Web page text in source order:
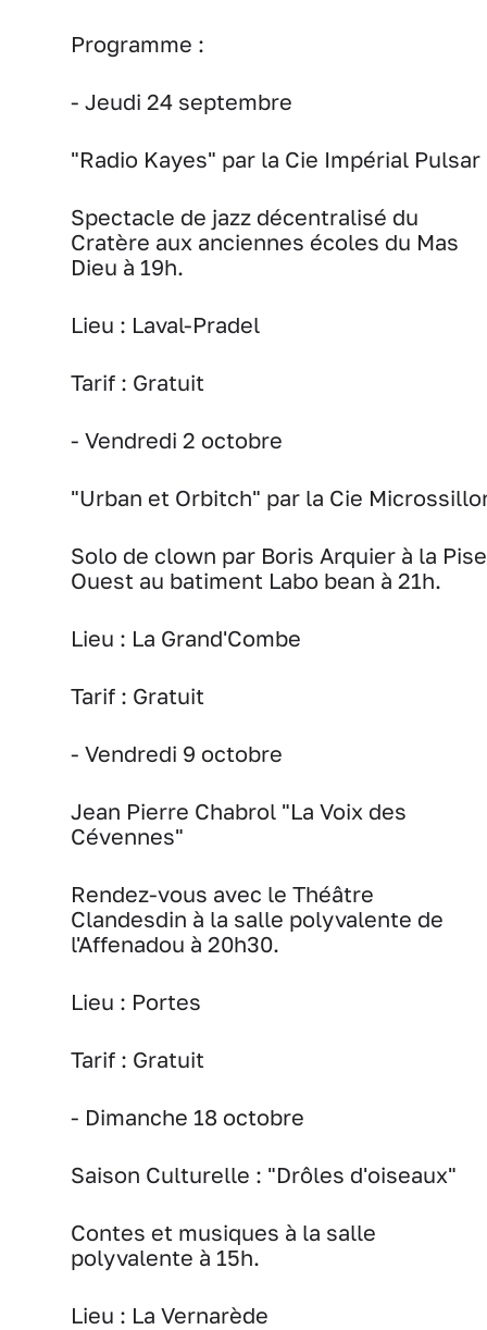
Programme :
- Jeudi 24 septembre
"Radio Kayes" par la Cie Impérial Pulsar
Spectacle de jazz décentralisé du
Cratère aux anciennes écoles du Mas
Dieu à 19h.
Lieu : Laval-Pradel
Tarif : Gratuit
- Vendredi 2 octobre
"Urban et Orbitch" par la Cie
Solo de clown par Boris Arquier à la Pise
Ouest au batiment Labo bean à 21h.
Lieu : La Grand'Combe
Tarif : Gratuit
- Vendredi 9 octobre
Jean Pierre Chabrol "La Voix des
Cévennes"
Rendez-vous avec le Théâtre
Clandesdin à la salle polyvalente de
l'Affenadou à 20h30.
Lieu : Portes
Tarif : Gratuit
- Dimanche 18 octobre
Saison Culturelle : "Drôles d'oiseaux"
Contes et musiques à la salle
polyvalente à 15h.
Lieu : La Vernarède